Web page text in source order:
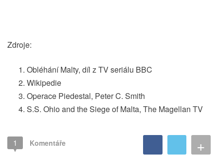
Zdroje:
Obléhání Malty, díl z TV seriálu BBC
Wikipedie
Operace Piedestal, Peter C. Smith
S.S. Ohio and the Siege of Malta, The Magellan TV
1 Komentáře +